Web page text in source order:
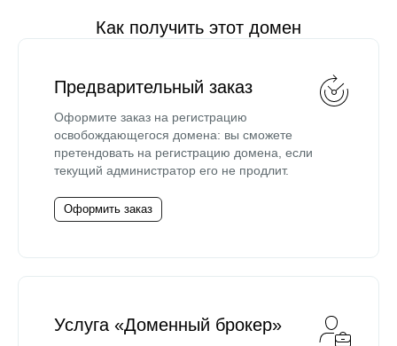
Как получить этот домен
Предварительный заказ
Оформите заказ на регистрацию
освобождающегося домена: вы сможете
претендовать на регистрацию домена, если
текущий администратор его не продлит.
Оформить заказ
Услуга «Доменный брокер»